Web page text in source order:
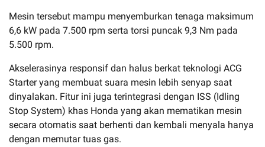
Mesin tersebut mampu menyemburkan tenaga maksimum
6,6 kW pada 7.500 rpm serta torsi puncak 9,3 Nm pada
5.500 rpm.
Akselerasinya responsif dan halus berkat teknologi ACG
Starter yang membuat suara mesin lebih senyap saat
dinyalakan. Fitur ini juga terintegrasi dengan ISS (Idling
Stop System) khas Honda yang akan mematikan mesin
secara otomatis saat berhenti dan kembali menyala hanya
dengan memutar tuas gas.